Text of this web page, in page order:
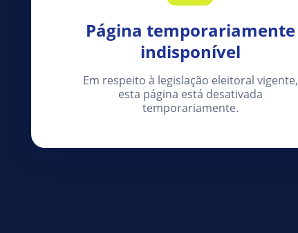
Página temporariamente
indisponível
Em respeito à legislação eleitoral vigente,
esta página está desativada
temporariamente.